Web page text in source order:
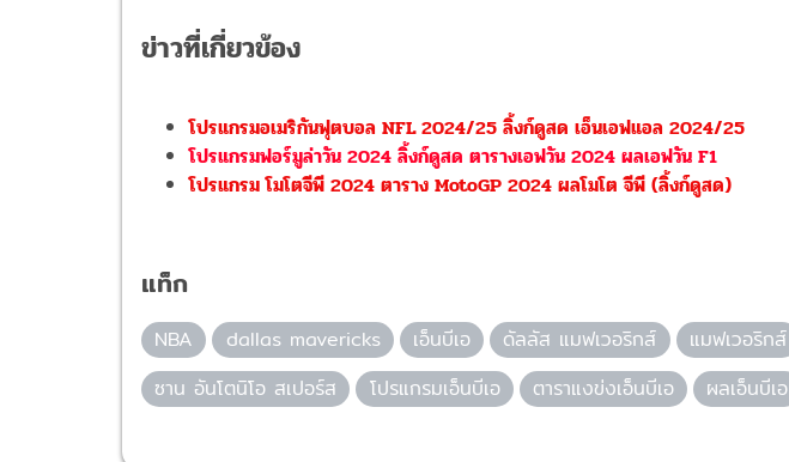
ข่าวที่เกี่ยวข้อง
โปรแกรมอเมริกันฟุตบอล NFL 2024/25 ลิ้งก์ดูสด เอ็นเอฟแอล 2024/25
โปรแกรมฟอร์มูล่าวัน 2024 ลิ้งก์ดูสด ตารางเอฟวัน 2024 ผลเอฟวัน F1
โปรแกรม โมโตจีพี 2024 ตาราง MotoGP 2024 ผลโมโต จีพี (ลิ้งก์ดูสด)
แท็ก
NBA dallas mavericks เอ็นบีเอ ดัลลัส แมฟเวอริกส์
แมฟเวอริกส์
ซาน อันโตนิโอ สเปอร์ส
โปรแกรมเอ็นบีเอ ตาราแงข่งเอ็นบีเอ ผลเอ็นบีเอ